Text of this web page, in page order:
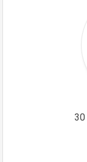
30